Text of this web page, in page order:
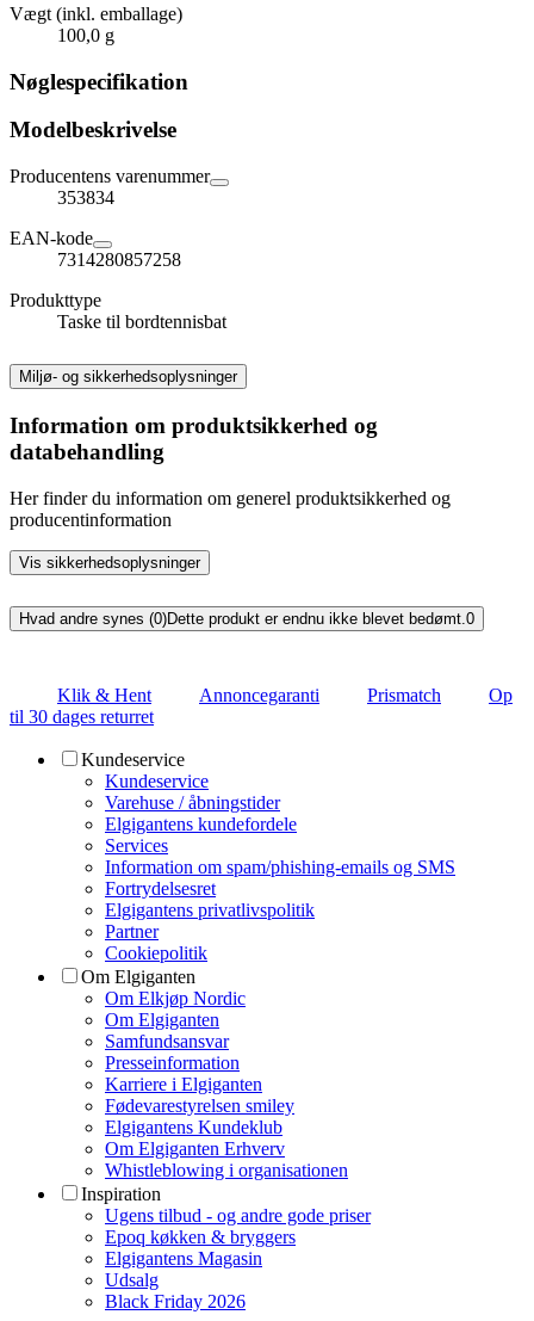
Vægt (inkl. emballage)
100,0 g
Nøglespecifikation
Modelbeskrivelse
Producentens varenummer
353834
EAN-kode
7314280857258
Produkttype
Taske til bordtennisbat
Miljø- og sikkerhedsoplysninger
Information om produktsikkerhed og
databehandling
Her finder du information om generel produktsikkerhed og
producentinformation
Vis sikkerhedsoplysninger
Hvad andre synes (0)Dette produkt er endnu ikke blevet bedømt. 0
Klik & Hent Annoncegaranti Prismatch
Op
til 30 dages returret
Kundeservice
Kundeservice
Varehuse / åbningstider
Elgigantens kundefordele
Services
Information om spam/phishing-emails og SMS
Fortrydelsesret
Elgigantens privatlivspolitik
Partner
Cookiepolitik
Om Elgiganten
Om Elkjøp Nordic
Om Elgiganten
Samfundsansvar
Presseinformation
Karriere i Elgiganten
Fødevarestyrelsen smiley
Elgigantens Kundeklub
Om Elgiganten Erhverv
Whistleblowing i organisationen
Inspiration
Ugens tilbud - og andre gode priser
Epoq køkken & bryggers
Elgigantens Magasin
Udsalg
Black Friday 2026